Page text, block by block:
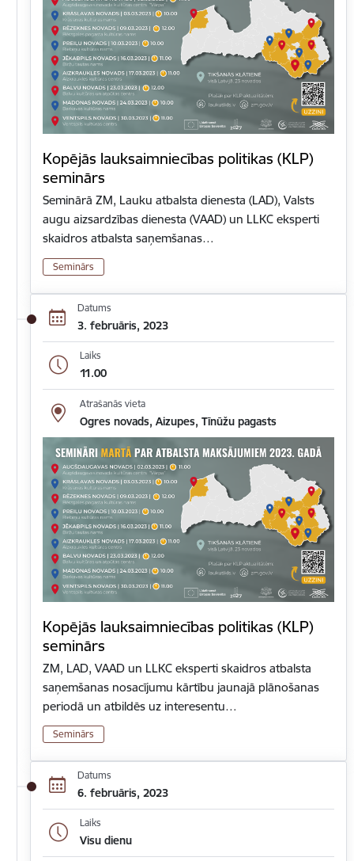
Kopējās lauksaimniecības politikas (KLP)
seminārs
Seminārā ZM, Lauku atbalsta dienesta (LAD), Valsts
augu aizsardzības dienesta (VAAD) un LLKC eksperti
skaidros atbalsta saņemšanas…
Seminārs
Datums
3. februāris, 2023
Laiks
11.00
Atrašanās vieta
Ogres novads, Aizupes, Tīnūžu pagasts
Kopējās lauksaimniecības politikas (KLP)
seminārs
ZM, LAD, VAAD un LLKC eksperti skaidros atbalsta
saņemšanas nosacījumu kārtību jaunajā plānošanas
periodā un atbildēs uz interesentu…
Seminārs
Datums
6. februāris, 2023
Laiks
Visu dienu